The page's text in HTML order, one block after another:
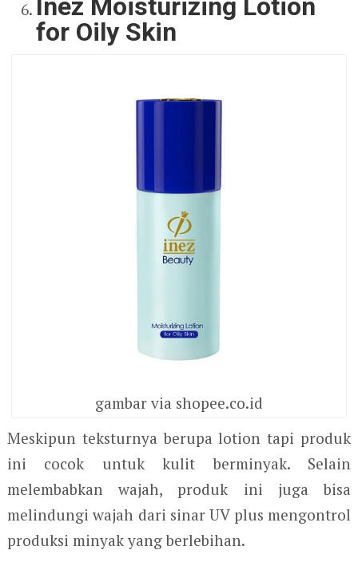
Inez Moisturizing Lotion
for Oily Skin
gambar via shopee.co.id
Meskipun teksturnya berupa lotion tapi produk
ini cocok untuk kulit berminyak. Selain
melembabkan wajah, produk ini juga bisa
melindungi wajah dari sinar UV plus mengontrol
produksi minyak yang berlebihan.